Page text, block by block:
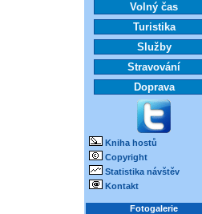
Volný čas
Turistika
Služby
Stravování
Doprava
Kniha hostů
Copyright
Statistika návštěv
Kontakt
Fotogalerie